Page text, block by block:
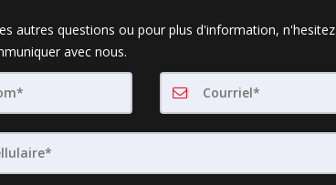
autres questions ou pour plus d'information, n'hesitez
avec nous.